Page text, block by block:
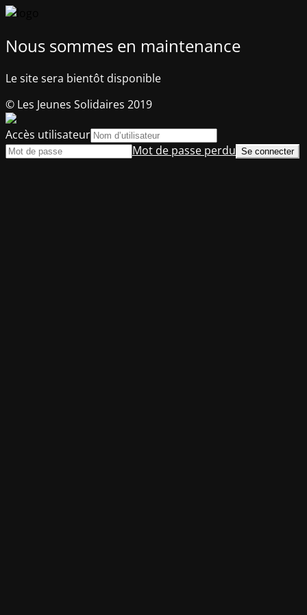
Nous sommes en maintenance
Le site sera bientôt disponible
© Les Jeunes Solidaires 2019
Accès utilisateur
Mot de passe perdu